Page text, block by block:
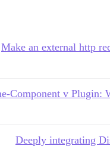
Make an external http
Component v Plugin:
Deeply integrating